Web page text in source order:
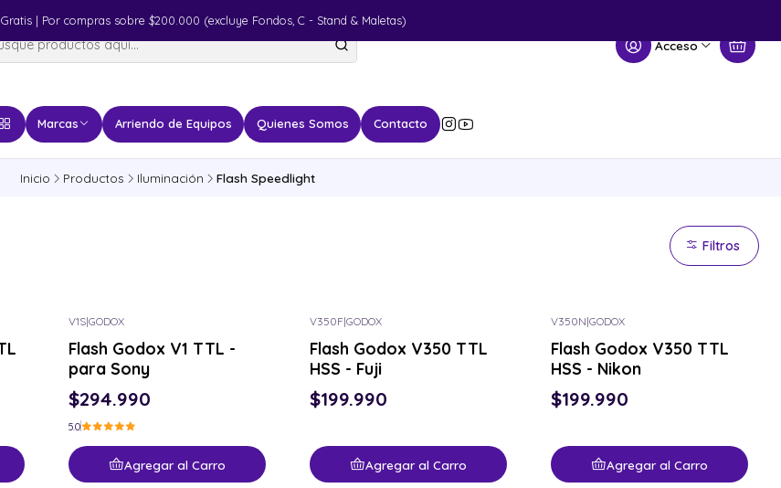
Acceso
Marcas Arriendo de Equipos Quienes Somos Contacto
| Por compras sobre $200.000 (excluye Fondos, C - Stand & Maletas)
Inicio Productos Iluminación Flash Speedlight
Filtros
V1S|GODOX
Flash Godox V1 TTL -
para Sony
$294.990
5.0
Agregar al Carro
V350F|GODOX
Flash Godox V350 TTL
HSS - Fuji
$199.990
Agregar al Carro
V350N|GODOX
Flash Godox V350 TTL
HSS - Nikon
$199.990
Agregar al Carro